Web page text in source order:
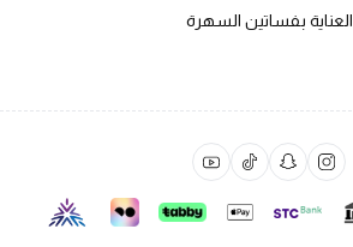
العناية بفساتين السهرة